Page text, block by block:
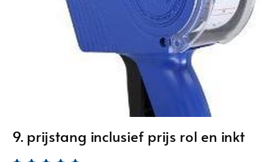
9. prijstang inclusief prijs rol en inkt